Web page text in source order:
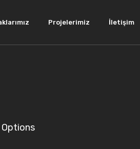
Projelerimiz İletişim